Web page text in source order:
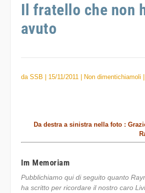
Il fratello che non
avuto
da SSB 15/11/2011| Non dimentichiamoli
Da destra a sinistra nella foto :
Im Memoriam
Pubblichiamo qui di seguito quanto
ha scritto per ricordare il nostro caro